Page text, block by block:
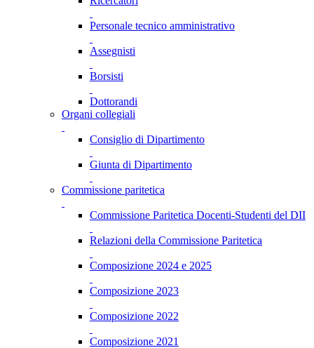
Personale tecnico amministrativo
Assegnisti
Borsisti
Dottorandi
Organi collegiali
Consiglio di Dipartimento
Giunta di Dipartimento
Commissione paritetica
Commissione Paritetica Docenti-Studenti del DII
Relazioni della Commissione Paritetica
Composizione 2024 e 2025
Composizione 2023
Composizione 2022
Composizione 2021